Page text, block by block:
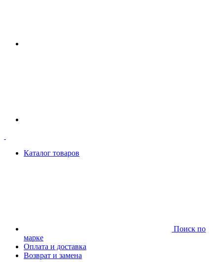
Каталог товаров
Поиск по
марке
Оплата и доставка
Возврат и замена